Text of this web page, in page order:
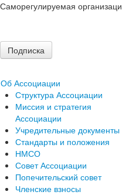
Саморегулируемая
Подписка
Об Ассоциации
Структура Ассоциации
Миссия и стратегия
Ассоциации
Учредительные документы
Стандарты и положения
НМСО
Совет Ассоциации
Попечительский совет
Членские взносы